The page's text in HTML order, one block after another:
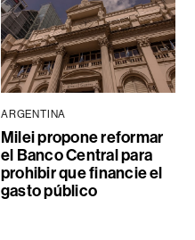
ARGENTINA
Milei propone reformar
el Banco Central para
prohibir que financie el
gasto público